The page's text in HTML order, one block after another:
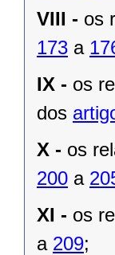
VIII - os
173 a
IX - os
dos
X - os
200 a
XI - os
a 209;